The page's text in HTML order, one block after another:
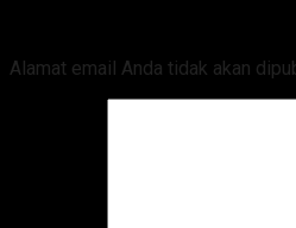
Alamat email Anda tidak akan